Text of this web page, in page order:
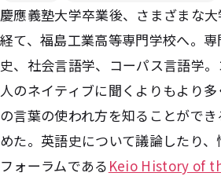
慶應義塾大学卒業後、さまざまな
経て、福島工業高等専門学校へ。
史、社会言語学、コーパス言語学
人のネイティブに聞くよりもより
の言葉の使われ方を知ることがで
めた。英語史について議論したり
フォーラムである Keio History of